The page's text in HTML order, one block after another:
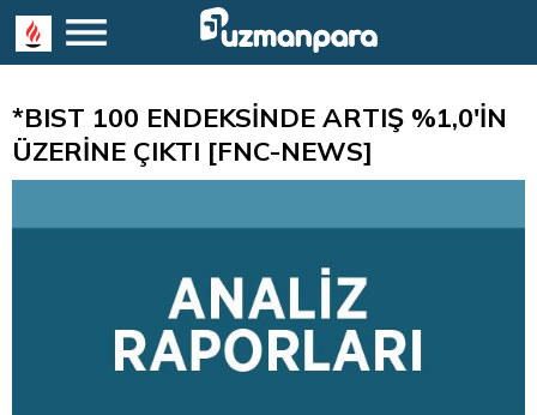
*BIST 100 ENDEKSİNDE ARTIŞ %1,0'İN
ÜZERİNE ÇIKTI [FNC-NEWS]